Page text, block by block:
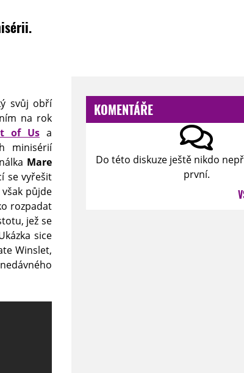
svůj obří
na rok
of Us a
minisérií
Mare
se vyřešit
půjde
rozpadat
jež se
sice
Winslet,
KOMENTÁŘE
Do této diskuze ještě nikdo
první.